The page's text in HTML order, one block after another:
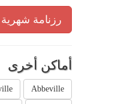
رزنامة
أماكن أخرى
Abbeville